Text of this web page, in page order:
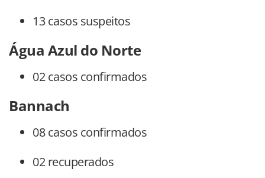
13 casos suspeitos
Água Azul do Norte
02 casos confirmados
Bannach
08 casos confirmados
02 recuperados